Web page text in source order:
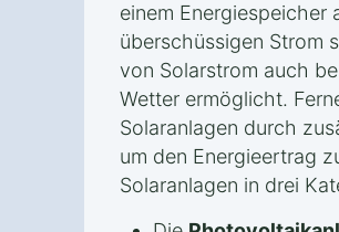
einem Energiespeicher
überschüssigen Strom
von Solarstrom auch
Wetter ermöglicht.
Solaranlagen durch
um den Energieertrag
Solaranlagen in drei